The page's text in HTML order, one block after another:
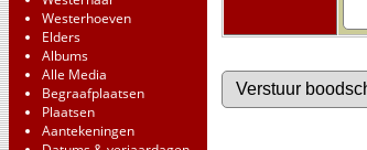
Westerhoeven
Elders
Albums
Alle Media
Begraafplaatsen
Plaatsen
Aantekeningen